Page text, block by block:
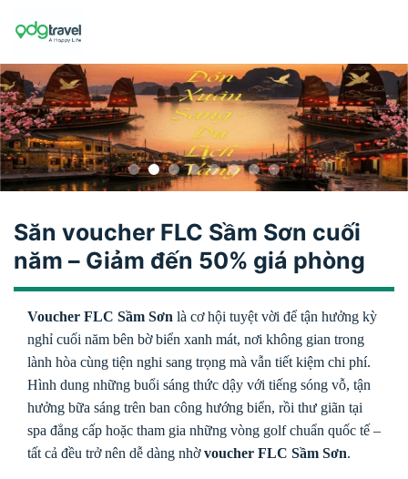
Săn voucher FLC Sầm Sơn cuối
năm – Giảm đến 50% giá phòng
Voucher FLC Sầm Sơn là cơ hội tuyệt vời để tận hưởng kỳ
nghỉ cuối năm bên bờ biển xanh mát, nơi không gian trong
lành hòa cùng tiện nghi sang trọng mà vẫn tiết kiệm chi phí.
Hình dung những buổi sáng thức dậy với tiếng sóng vỗ, tận
hưởng bữa sáng trên ban công hướng biển, rồi thư giãn tại
spa đẳng cấp hoặc tham gia những vòng golf chuẩn quốc tế –
tất cả đều trở nên dễ dàng nhờvoucher FLC Sầm Sơn.